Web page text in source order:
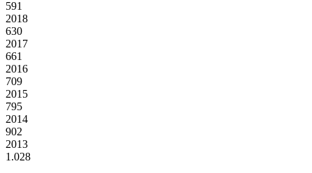
591
2018
630
2017
661
2016
709
2015
795
2014
902
2013
1.028